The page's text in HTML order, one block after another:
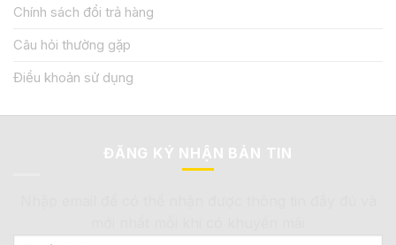
Chính sách đổi trả hàng
Câu hỏi thường gặp
Điều khoản sử dụng
ĐĂNG KÝ NHẬN BẢN TIN